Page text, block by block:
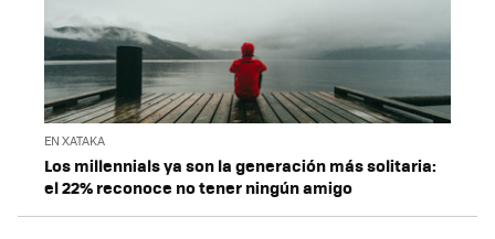
EN XATAKA
Los millennials ya son la generación más solitaria:
el 22% reconoce no tener ningún amigo